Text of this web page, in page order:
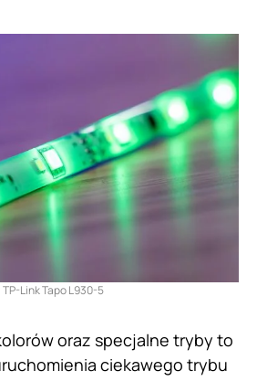
TP-Link Tapo L930-5
oraz specjalne tryby to
ciekawego trybu